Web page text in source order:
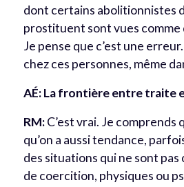
dont certains abolitionnistes
prostituent sont vues comme
Je pense que c’est une
chez ces personnes, même
AÉ: La frontière entre traite
RM:C’est vrai. Je
qu’on a aussi tendance,
des situations qui ne sont
de coercition, physiques ou